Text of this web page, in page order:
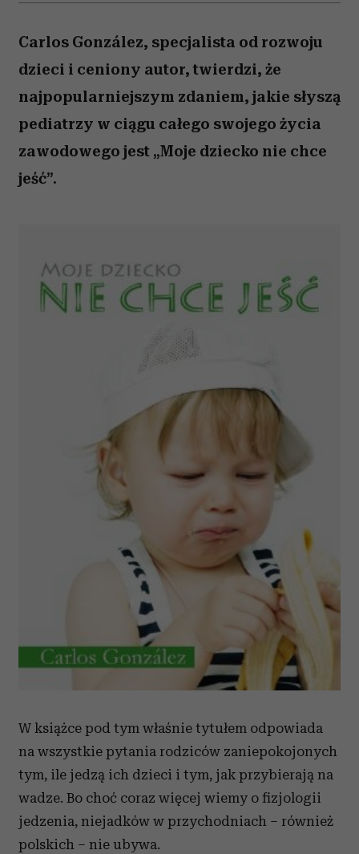
Carlos González, specjalista od rozwoju
dzieci i ceniony autor, twierdzi, że
najpopularniejszym zdaniem, jakie słyszą
pediatrzy w ciągu całego swojego życia
zawodowego jest „Moje dziecko nie chce
jeść”.
W książce pod tym właśnie tytułem odpowiada
na wszystkie pytania rodziców zaniepokojonych
tym, ile jedzą ich dzieci i tym, jak przybierają na
wadze. Bo choć coraz więcej wiemy o fizjologii
jedzenia, niejadków w przychodniach – również
polskich – nie ubywa.